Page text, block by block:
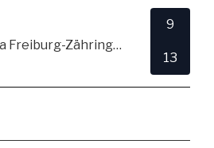
TSV Alemannia Freiburg-Zähringen
9
13